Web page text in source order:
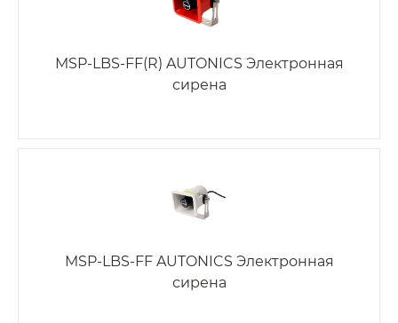
MSP-LBS-FF(R) AUTONICS Электронная
сирена
MSP-LBS-FF AUTONICS Электронная
сирена